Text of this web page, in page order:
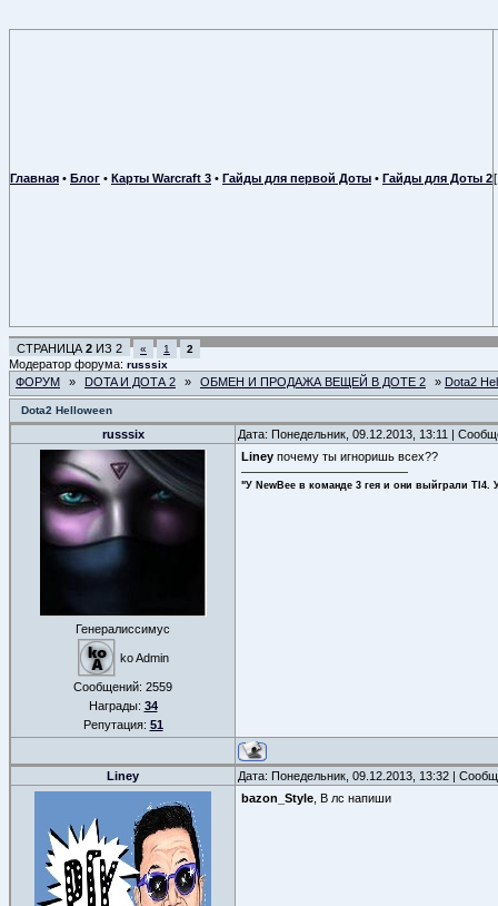
Главная • Блог • Карты Warcraft 3 • Гайды для первой Доты • Гайды для Доты 2
СТРАНИЦА 2 ИЗ 2 « 1 2
Модератор форума: russsix
ФОРУМ » DOTA И ДОТА 2 » ОБМЕН И ПРОДАЖА ВЕЩЕЙ В ДОТЕ 2 » Dota2
Dota2 Helloween
russsix Дата: Понедельник, 09.12.2013, 13:11 |
Генералиссимус
ko Admin
Сообщений: 2559
Награды: 34
Репутация: 51
Liney почему ты игноришь всех??
"У NewBee в команде 3 гея и они выйграли
Liney Дата: Понедельник, 09.12.2013, 13:32 |
bazon_Style , В лс напиши